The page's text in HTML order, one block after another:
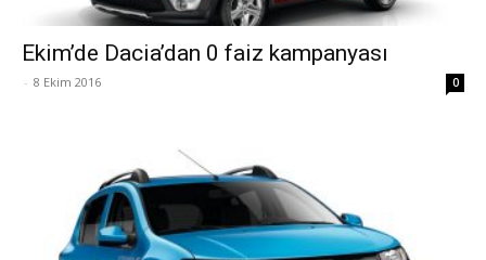
Ekim’de Dacia’dan 0 faiz kampanyası
- 8 Ekim 2016 0